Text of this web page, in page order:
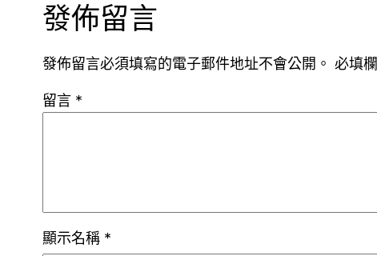
發佈留言
發佈留言必須填寫的電子郵件地址不會公開。 必填
留言 *
顯示名稱 *